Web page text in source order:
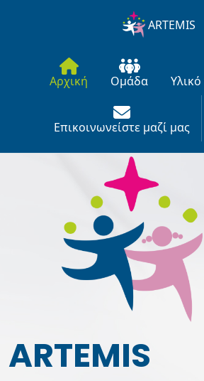
ARTEMIS
Αρχική Ομάδα
Επικοινωνείστε μαζί μας
ARTEMIS